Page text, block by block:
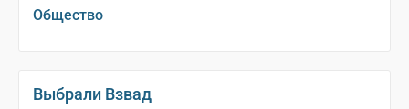
Общество
Выбрали Взвад